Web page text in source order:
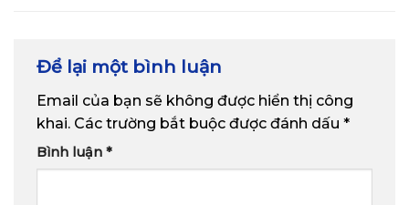
Để lại một bình luận
Email của bạn sẽ không được hiển thị công
khai. Các trường bắt buộc được đánh dấu *
Bình luận *